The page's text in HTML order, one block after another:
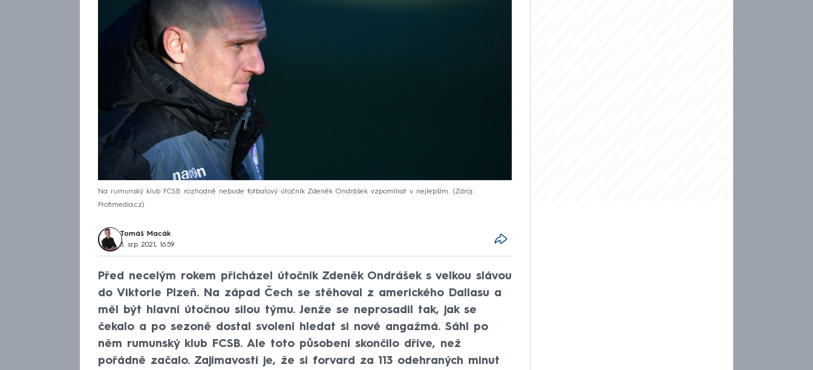
Na rumunský klub FCSB rozhodně nebude fotbalový útočník Zdeněk Ondrášek vzpomínat v nejlepším.
Zdroj:
Profimedia.cz
Tomáš Macák
3. srp 2021, 16:59
Před necelým rokem přicházel útočník Zdeněk Ondrášek s velkou slávou
do Viktorie Plzeň. Na západ Čech se stěhoval z amerického Dallasu a
měl být hlavní útočnou silou týmu. Jenže se neprosadil tak, jak se
čekalo a po sezoně dostal svolení hledat si nové angažmá. Sáhl po
něm rumunský klub FCSB. Ale toto působení skončilo dříve, než
pořádně začalo. Zajímavostí je, že si forvard za 113 odehraných minut